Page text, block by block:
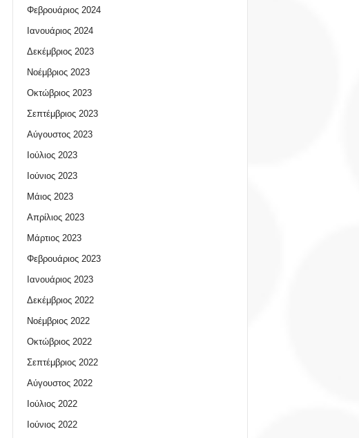
Φεβρουάριος 2024
Ιανουάριος 2024
Δεκέμβριος 2023
Νοέμβριος 2023
Οκτώβριος 2023
Σεπτέμβριος 2023
Αύγουστος 2023
Ιούλιος 2023
Ιούνιος 2023
Μάιος 2023
Απρίλιος 2023
Μάρτιος 2023
Φεβρουάριος 2023
Ιανουάριος 2023
Δεκέμβριος 2022
Νοέμβριος 2022
Οκτώβριος 2022
Σεπτέμβριος 2022
Αύγουστος 2022
Ιούλιος 2022
Ιούνιος 2022